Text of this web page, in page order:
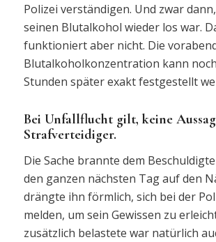
Polizei verständigen. Und zwar
seinen Blutalkohol wieder los war.
funktioniert aber nicht. Die
Blutalkoholkonzentration kann
Stunden später exakt festgestellt
Bei Unfallflucht gilt, keine
Strafverteidiger.
Die Sache brannte dem
den ganzen nächsten Tag auf den
drängte ihn förmlich, sich bei der
melden, um sein Gewissen zu
zusätzlich belastete war natürlich